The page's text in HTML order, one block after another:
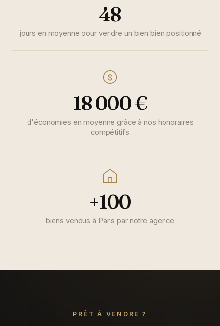
48
jours en moyenne pour vendre un bien bien positionné
18 000 €
d'économies en moyenne grâce à nos honoraires
compétitifs
+100
biens vendus à Paris par notre agence
PRÊT À VENDRE ?